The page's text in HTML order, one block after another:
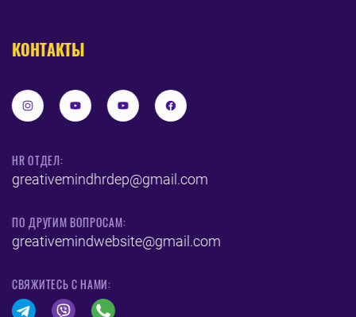
КОНТАКТЫ
HR ОТДЕЛ:
greativemindhrdep@gmail.com
ПО ДРУГИМ ВОПРОСАМ:
greativemindwebsite@gmail.com
CВЯЖИТЕСЬ С НАМИ: